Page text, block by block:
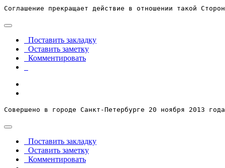
Соглашение прекращает действие в отношении такой
Поставить закладку
Оставить заметку
Комментировать
Совершено в городе Санкт-Петербурге 20 ноября 2013
Поставить закладку
Оставить заметку
Комментировать